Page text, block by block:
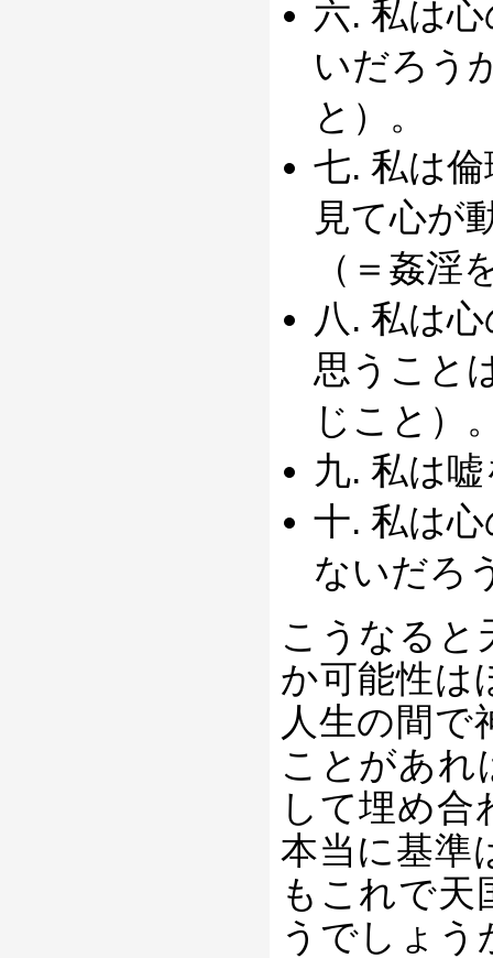
六. 私は
いだろう
と）。
七. 私は
見て心が
（＝姦淫
八. 私は
思うこと
じこと）
九. 私は
十. 私は
ないだろ
こうなると
か可能性は
人生の間で
ことがあれ
して埋め
本当に基準
もこれで天
うでしょう